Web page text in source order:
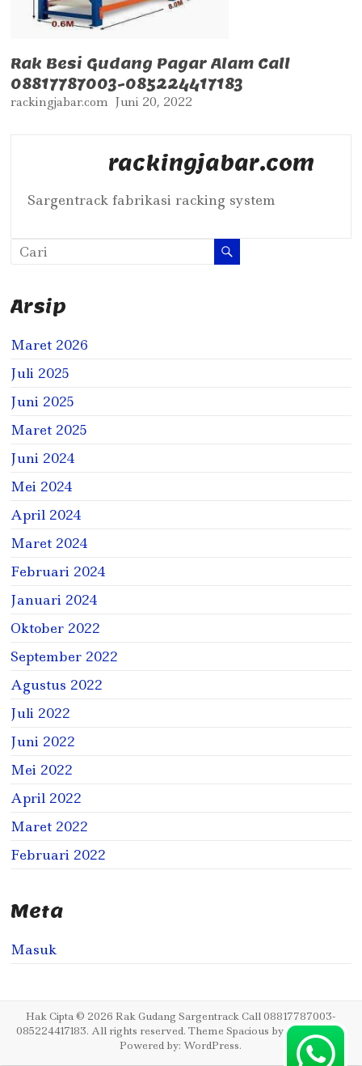
Rak Besi Gudang Pagar Alam Call
08817787003-085224417183
rackingjabar.com Juni 20, 2022
rackingjabar.com
Sargentrack fabrikasi racking system
Arsip
Maret 2026
Juli 2025
Juni 2025
Maret 2025
Juni 2024
Mei 2024
April 2024
Maret 2024
Februari 2024
Januari 2024
Oktober 2022
September 2022
Agustus 2022
Juli 2022
Juni 2022
Mei 2022
April 2022
Maret 2022
Februari 2022
Meta
Masuk
Hak Cipta © 2026Rak Gudang Sargentrack Call 08817787003-
085224417183. All rights reserved. ThemeSpacious by ThemeGrill.
Powered by:WordPress.